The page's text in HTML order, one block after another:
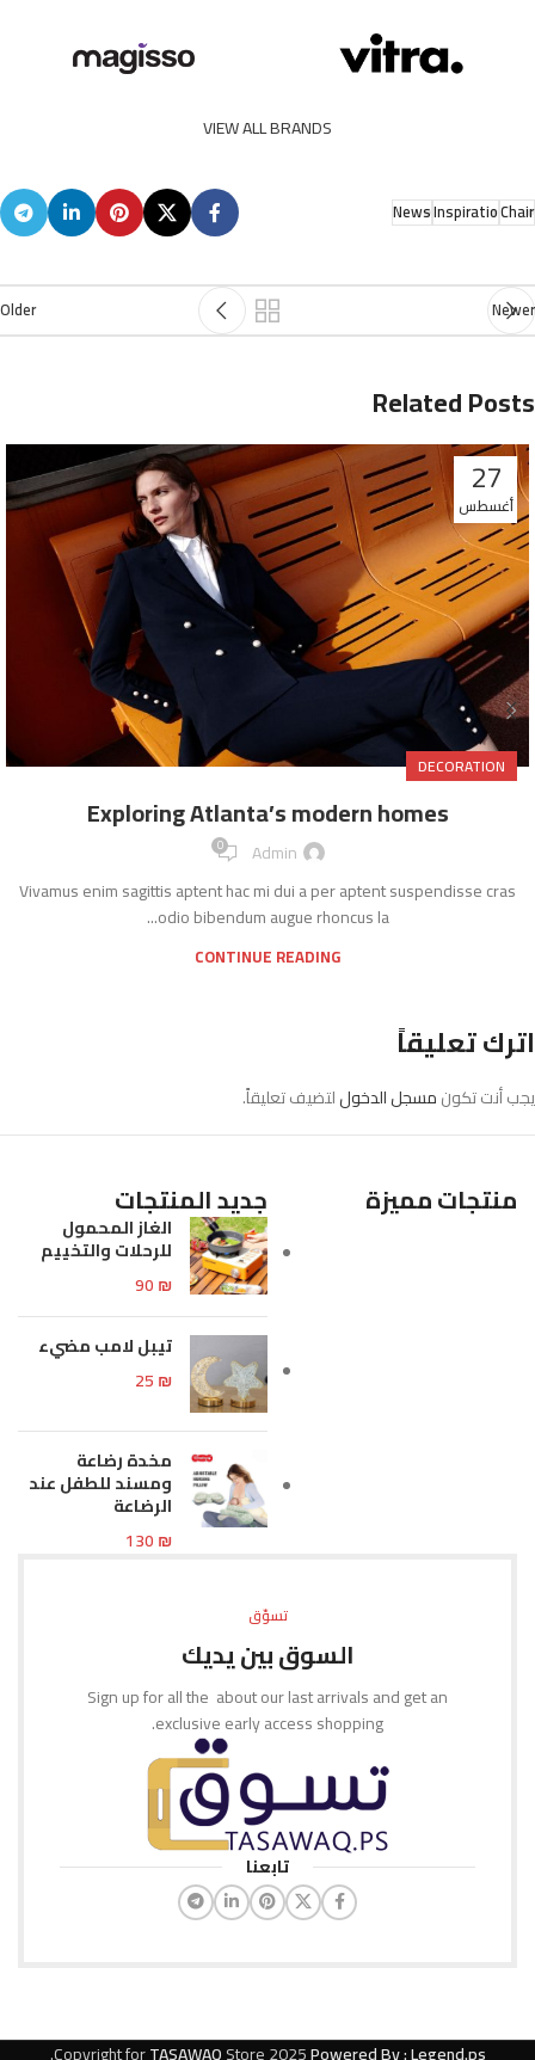
VIEW ALL BRANDS
Chair
Inspiratio
News
Newer
Older
Related Posts
27
أغسطس
DECORATION
Exploring Atlanta’s modern homes
Admin
0
Vivamus enim sagittis aptent hac mi dui a per aptent suspendisse cras
odio bibendum augue rhoncus la...
CONTINUE READING
اترك تعليقاً
يجب أنت تكونمسجل الدخوللتضيف تعليقاً.
منتجات مميزة جديد المنتجات
الغاز المحمول
للرحلات والتخييم
90₪
تيبل لامب مضيء
25₪
مخدة رضاعة
ومسند للطفل عند
الرضاعة
130₪
تسوّق
السوق بين يديك
Sign up for all the about our last arrivals and get an
exclusive early access shopping.
تابعنا
Copyright forTASAWAQStore2025Powered By : Legend.ps
.